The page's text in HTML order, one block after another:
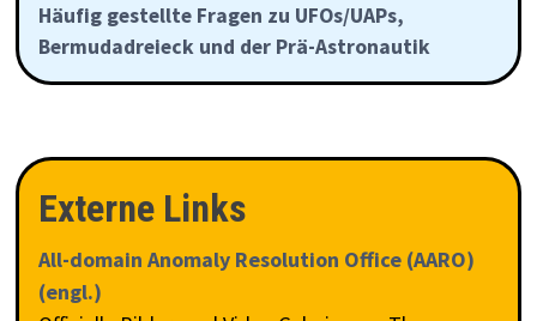
Häufig gestellte Fragen zu UFOs/UAPs,
Bermudadreieck und der Prä-Astronautik
Externe Links
All-domain Anomaly Resolution Office (AARO)
(engl.)